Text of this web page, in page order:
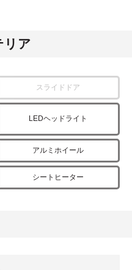
リア
スライドドア
LEDヘッドライト
アルミホイール
シートヒーター